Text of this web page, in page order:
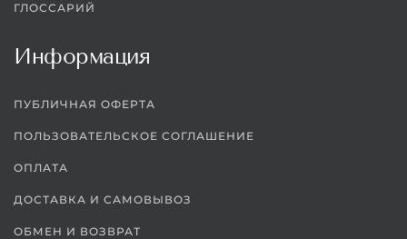
ГЛОССАРИЙ
Информация
ПУБЛИЧНАЯ ОФЕРТА
ПОЛЬЗОВАТЕЛЬСКОЕ СОГЛАШЕНИЕ
ОПЛАТА
ДОСТАВКА И САМОВЫВОЗ
ОБМЕН И ВОЗВРАТ